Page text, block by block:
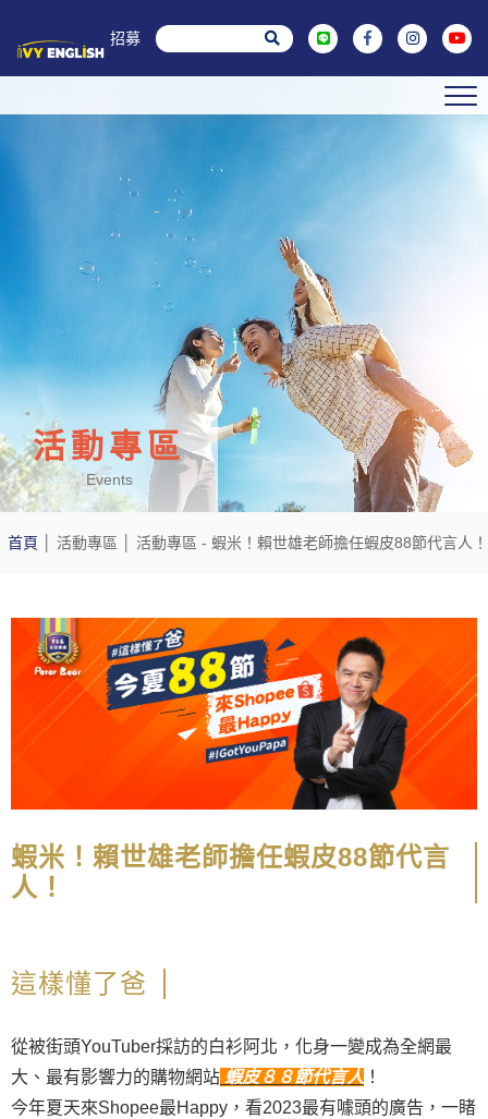
菁英招募
活動專區
Events
首頁 活動專區 活動專區 - 蝦米！賴世雄老師擔任蝦皮88節代言人！
蝦米！賴世雄老師擔任蝦皮88節代言
人！
這樣懂了爸
從被街頭YouTuber採訪的白衫阿北，化身一變成為全網最
大、最有影響力的購物網站 蝦皮８８節代言人 ！
今年夏天來Shopee最Happy，看2023最有噱頭的廣告，一睹